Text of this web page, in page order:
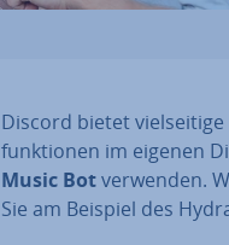
Discord bietet
funk­tio­nen im eigenen
Music Botverwenden.
Sie am Beispiel des